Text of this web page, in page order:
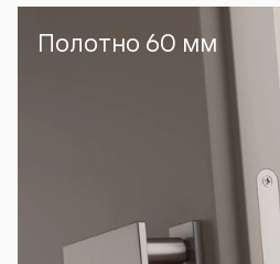
Полотно 60 мм